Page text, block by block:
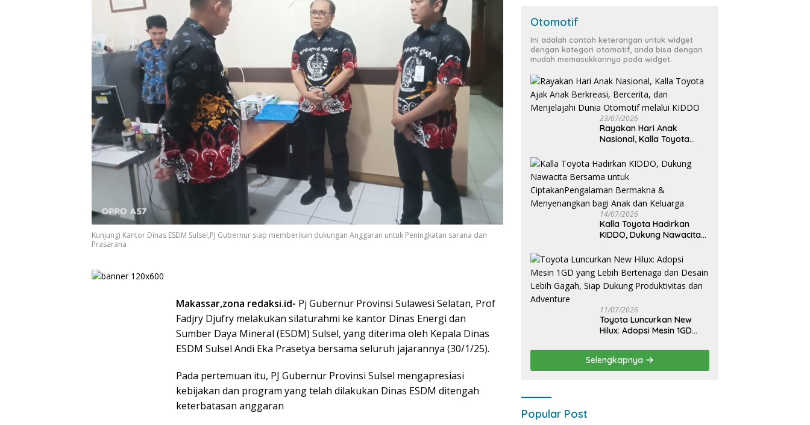
Kunjungi Kantor Dinas ESDM Sulsel,PJ Gubernur siap memberikan dukungan Anggaran untuk Peningkatan sarana dan
Prasarana
Makassar,zona redaksi.id- Pj Gubernur Provinsi Sulawesi Selatan, Prof
Fadjry Djufry melakukan silaturahmi ke kantor Dinas Energi dan
Sumber Daya Mineral (ESDM) Sulsel, yang diterima oleh Kepala Dinas
ESDM Sulsel Andi Eka Prasetya bersama seluruh jajarannya (30/1/25).
Pada pertemuan itu, PJ Gubernur Provinsi Sulsel mengapresiasi
kebijakan dan program yang telah dilakukan Dinas ESDM ditengah
keterbatasan anggaran
Otomotif
Ini adalah contoh keterangan untuk widget
dengan kategori otomotif, anda bisa dengan
mudah memasukkannya pada widget.
23/07/2026
Rayakan Hari Anak
Nasional, Kalla Toyota
Bercerita, dan Menjelajahi
Dunia Otomotif melalui
KIDDO
14/07/2026
Kalla Toyota Hadirkan
KIDDO, Dukung Nawacita
CiptakanPengalaman
Bermakna &
Menyenangkan bagi Anak
dan Keluarga
11/07/2026
Toyota Luncurkan New
Hilux: Adopsi Mesin 1GD
Desain Lebih Gagah, Siap
Dukung Produktivitas dan
Adventure
Selengkapnya
Popular Post